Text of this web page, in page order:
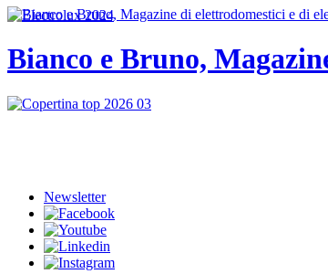
Bianco e Bruno,
Newsletter